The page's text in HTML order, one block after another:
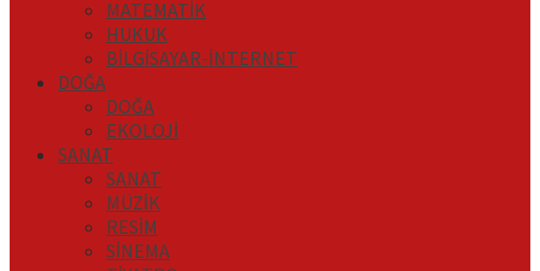
MATEMATİK
HUKUK
BİLGİSAYAR-İNTERNET
DOĞA
DOĞA
EKOLOJİ
SANAT
SANAT
MÜZİK
RESİM
SİNEMA